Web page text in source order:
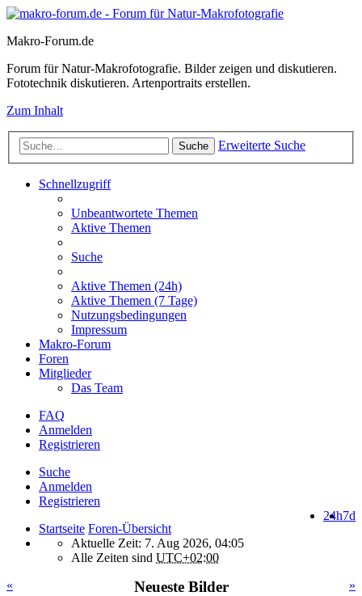
Makro-Forum.de
Forum für Natur-Makrofotografie. Bilder zeigen und diskutieren.
Fototechnik diskutieren. Artenportraits erstellen.
Zum Inhalt
Suche Erweiterte Suche
Schnellzugriff
Unbeantwortete Themen
Aktive Themen
Suche
Aktive Themen (24h)
Aktive Themen (7 Tage)
Nutzungsbedingungen
Impressum
Makro-Forum
Foren
Mitglieder
Das Team
FAQ
Anmelden
Registrieren
Suche
Anmelden
Registrieren
7d
24h
Startseite Foren-Übersicht
Aktuelle Zeit: 7. Aug 2026, 04:05
Alle Zeiten sind UTC+02:00
«
»
Neueste Bilder